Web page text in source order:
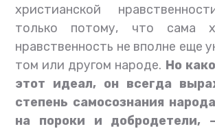
христианской
только потому, что сама
нравственность не вполне еще
том или другом народе. Но
этот идеал, он всегда
степень самосознания
на пороки и добродетели,